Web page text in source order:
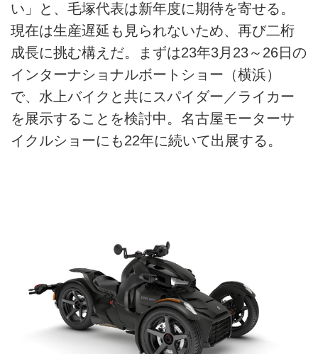
い」と、毛塚代表は新年度に期待を寄せる。
現在は生産遅延も見られないため、再び二桁
成長に挑む構えだ。まずは23年3月23～26日の
インターナショナルボートショー（横浜）
で、水上バイクと共にスパイダー／ライカー
を展示することを検討中。名古屋モーターサ
イクルショーにも22年に続いて出展する。